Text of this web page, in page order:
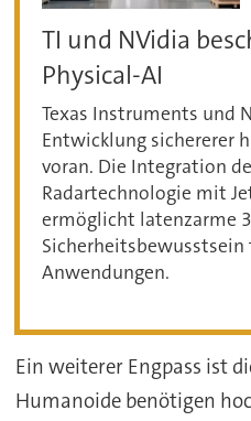
TI und NVidia
Physical-AI
Texas Instruments und
Entwicklung sichererer
voran. Die Integration
Radartechnologie mit
ermöglicht latenzarme
Sicherheitsbewusstsein
Anwendungen.
Ein weiterer Engpass ist
Humanoide benötigen